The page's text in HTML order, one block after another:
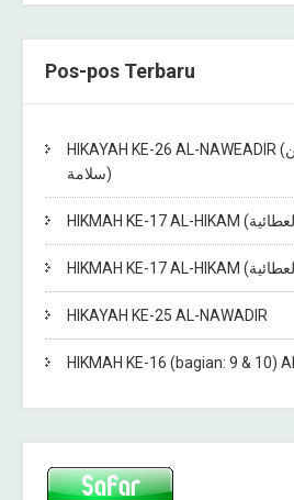
Pos-pos Terbaru
HIKAYAH KE-26 AL-NAWEADIR (للشيخ شهاب الدين بن
سلامة)
HIKAYAH KE-25 AL-NAWADIR
HIKMAH KE-16 (bagian: 9 & 10)